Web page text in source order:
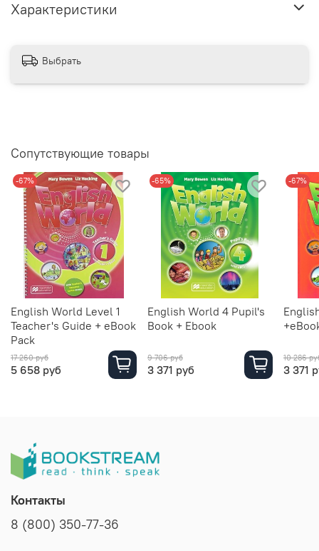
Характеристики
Выбрать
Сопутствующие товары
-67%
English World Level 1
Teacher's Guide + eBook
Pack
17 260 руб
5 658 руб
-65%
English World 4 Pupil's
Book + Ebook
9 706 руб
3 371 руб
-67%
10 286
3 371
Контакты
8 (800) 350-77-36